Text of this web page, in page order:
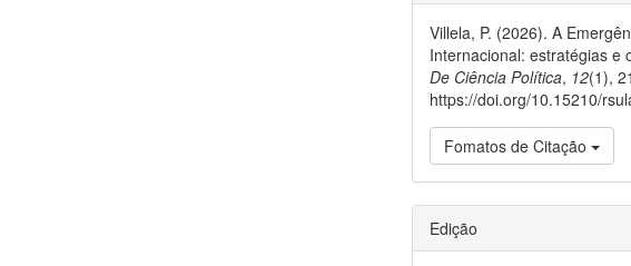
Villela, P. (2026). A
Internacional: estratégias e
De Ciência Política, 12(1),
https://doi.org/10.15210/
Fomatos de Citação
Edição